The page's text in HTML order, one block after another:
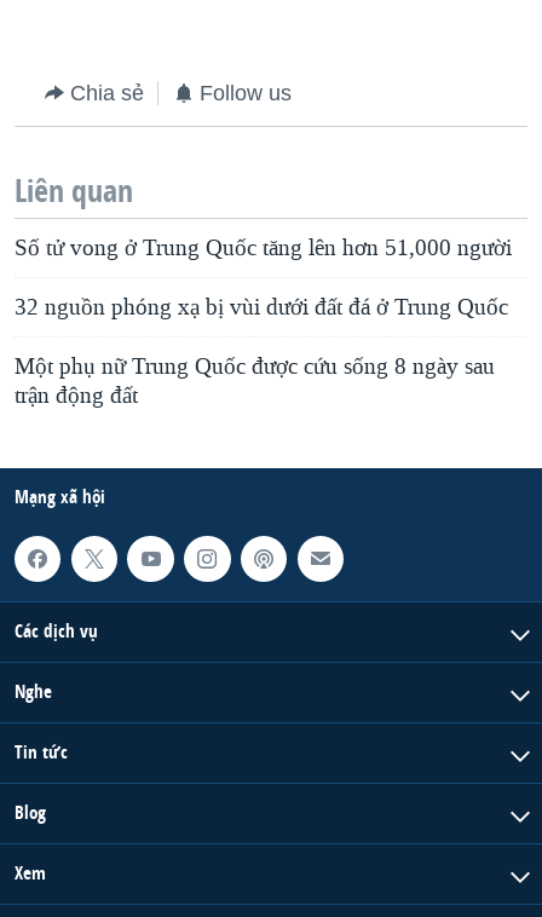
Chia sẻ Follow us
Liên quan
Số tử vong ở Trung Quốc tăng lên hơn 51,000 người
32 nguồn phóng xạ bị vùi dưới đất đá ở Trung Quốc
Một phụ nữ Trung Quốc được cứu sống 8 ngày sau
trận động đất
Mạng xã hội
Các dịch vụ
Nghe
Tin tức
Blog
Xem